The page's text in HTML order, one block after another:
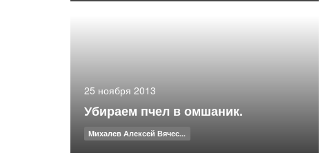
25 ноября 2013
Убираем пчел в омшаник.
Михалев Алексей Вячес...